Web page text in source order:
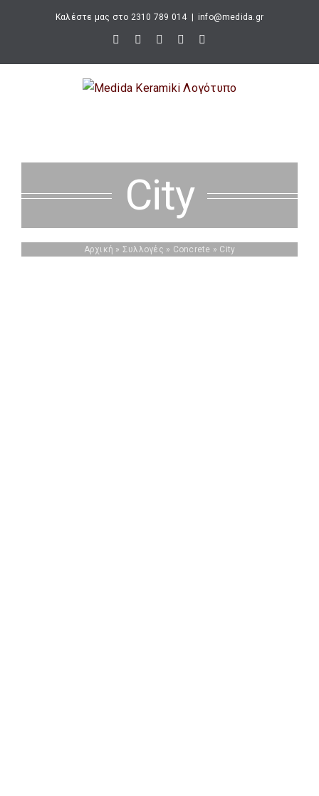
Καλέστε μας στο 2310 789 014 info@medida.gr
FacebookInstagram
GoogleEmail
City
Αρχική » Συλλογές » Concrete » City